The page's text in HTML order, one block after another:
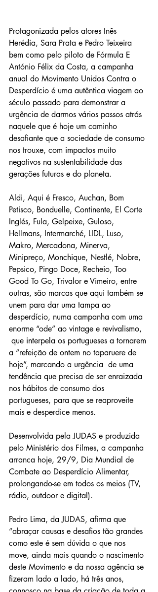
Protagonizada pelos atores Inês
Herédia, Sara Prata e Pedro Teixeira
bem como pelo piloto de Fórmula E
António Félix da Costa, a campanha
anual do Movimento Unidos Contra o
Desperdício é uma autêntica viagem ao
século passado para demonstrar a
urgência de darmos vários passos atrás
naquele que é hoje um caminho
desafiante que a sociedade de consumo
nos trouxe, com impactos muito
negativos na sustentabilidade das
gerações futuras e do planeta.
Aldi, Aqui é Fresco, Auchan, Bom
Petisco, Bonduelle, Continente, El Corte
Inglés, Fula, Gelpeixe, Guloso,
Hellmans, Intermarché, LIDL, Luso,
Makro, Mercadona, Minerva,
Minipreço, Monchique, Nestlé, Nobre,
Pepsico, Pingo Doce, Recheio, Too
Good To Go, Trivalor e Vimeiro, entre
outras, são marcas que aqui também se
unem para dar uma tampa ao
desperdício, numa campanha com uma
enorme “ode” ao vintage e revivalismo,
que interpela os portugueses a tornarem
a “refeição de ontem no taparuere de
hoje”, marcando a urgência  de uma
tendência que precisa de ser enraizada
nos hábitos de consumo dos
portugueses, para que se reaproveite
mais e desperdice menos.
Desenvolvida pela JUDAS e produzida
pelo Ministério dos Filmes, a campanha
arranca hoje, 29/9, Dia Mundial de
Combate ao Desperdício Alimentar,
prolongando-se em todos os meios (TV,
rádio, outdoor e digital).
Pedro Lima, da JUDAS, afirma que
“abraçar causas e desafios tão grandes
como este é sem dúvida o que nos
move, ainda mais quando o nascimento
deste Movimento e da nossa agência se
fizeram lado a lado, há três anos,